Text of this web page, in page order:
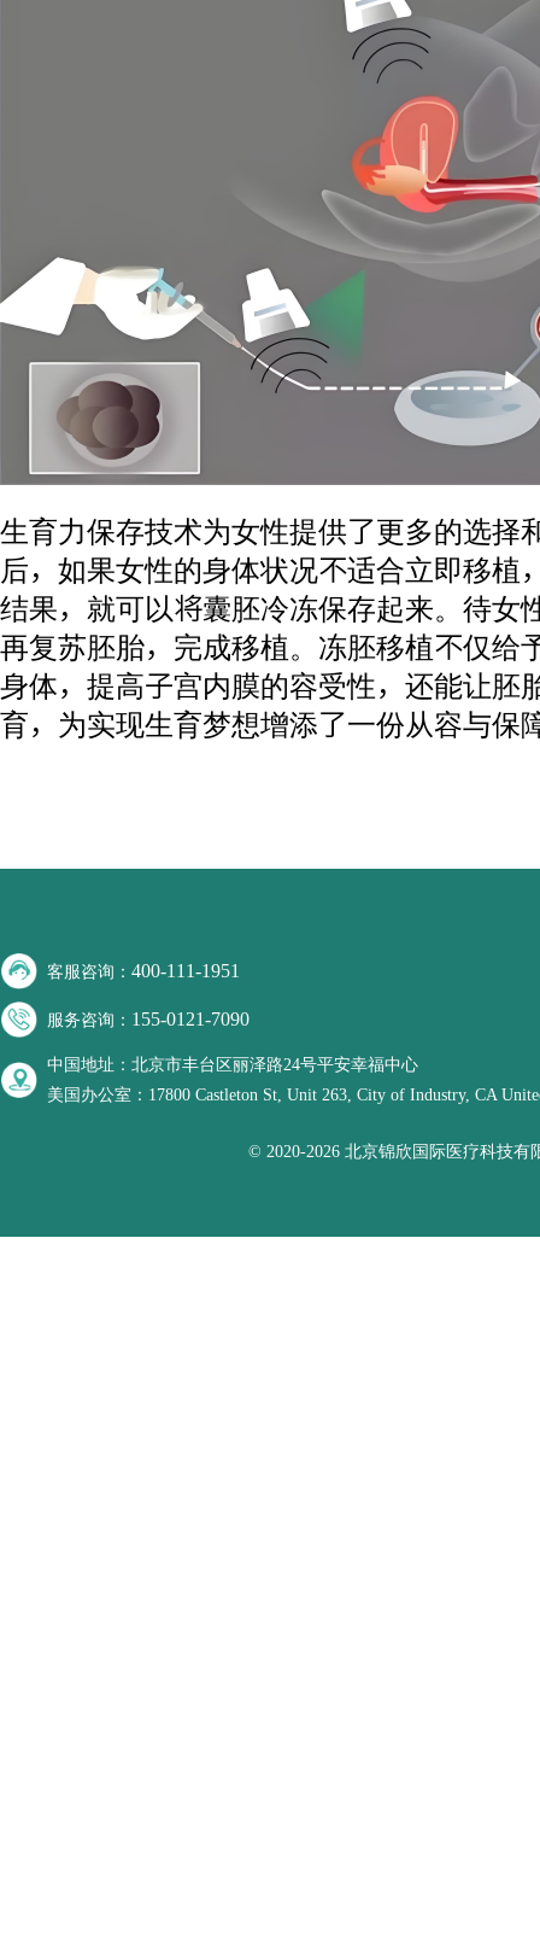
生育力保存技术为女性提供了更多的选择
后，如果女性的身体状况不适合立即移植
结果，就可以将囊胚冷冻保存起来。待女
再复苏胚胎，完成移植。冻胚移植不仅给
身体，提高子宫内膜的容受性，还能让胚
育，为实现生育梦想增添了一份从容与保
客服咨询：400-111-1951
服务咨询： 155-0121-7090
中国地址：北京市丰台区丽泽路24号平安幸福中心
美国办公室：17800 Castleton St, Unit 263, City of Industry, CA
© 2020-2026 北京锦欣国际医疗科